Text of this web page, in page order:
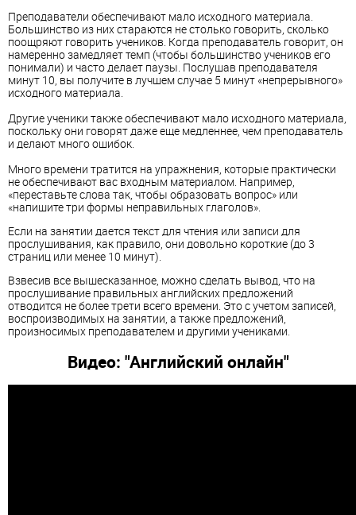
Преподаватели обеспечивают мало исходного материала.
Большинство из них стараются не столько говорить, сколько
поощряют говорить учеников. Когда преподаватель говорит, он
намеренно замедляет темп (чтобы большинство учеников его
понимали) и часто делает паузы. Послушав преподавателя
минут 10, вы получите в лучшем случае 5 минут «непрерывного»
исходного материала.
Другие ученики также обеспечивают мало исходного материала,
поскольку они говорят даже еще медленнее, чем преподаватель
и делают много ошибок.
Много времени тратится на упражнения, которые практически
не обеспечивают вас входным материалом. Например,
«переставьте слова так, чтобы образовать вопрос» или
«напишите три формы неправильных глаголов».
Если на занятии дается текст для чтения или записи для
прослушивания, как правило, они довольно короткие (до 3
страниц или менее 10 минут).
Взвесив все вышесказанное, можно сделать вывод, что на
прослушивание правильных английских предложений
отводится не более трети всего времени. Это с учетом записей,
воспроизводимых на занятии, а также предложений,
произносимых преподавателем и другими учениками.
Видео: "Английский онлайн"